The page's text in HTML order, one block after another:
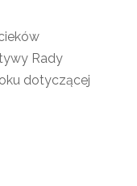
Rady
dotyczącej